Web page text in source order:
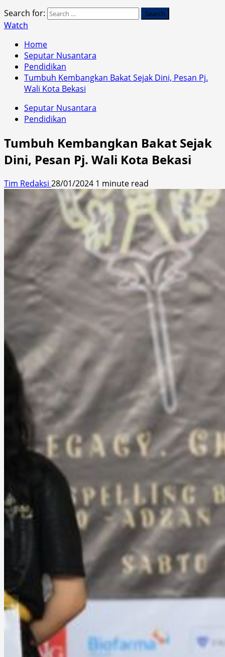
Search for:
Watch
Home
Seputar Nusantara
Pendidikan
Tumbuh Kembangkan Bakat Sejak Dini, Pesan Pj.
Wali Kota Bekasi
Seputar Nusantara
Pendidikan
Tumbuh Kembangkan Bakat Sejak
Dini, Pesan Pj. Wali Kota Bekasi
Tim Redaksi 28/01/2024 1 minute read